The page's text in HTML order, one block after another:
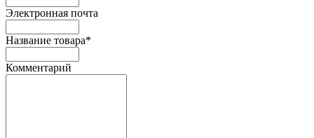
Электронная почта
Название товара*
Комментарий